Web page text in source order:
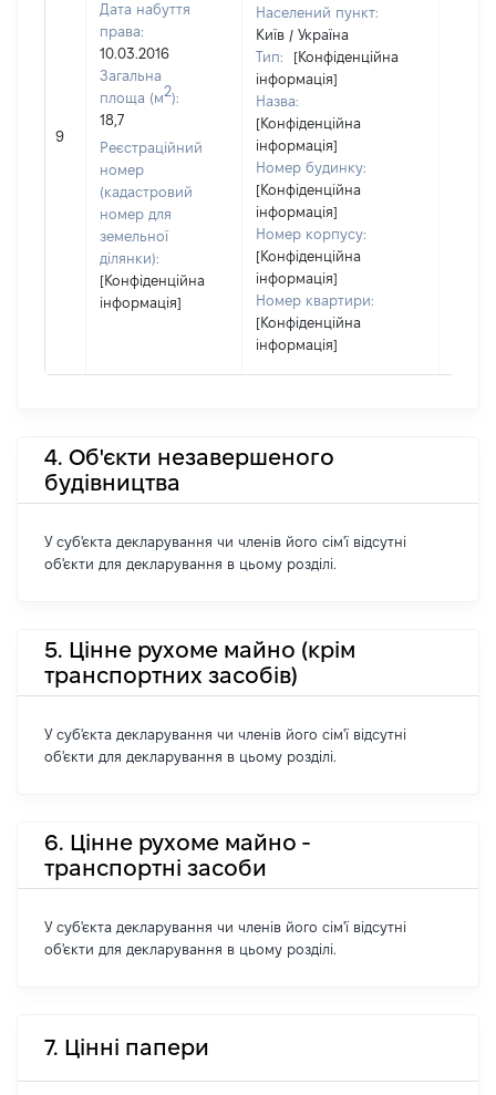
9
Дата набуття
права:
10.03.2016
Загальна
площа (м2):
18,7
Реєстраційний
номер
(кадастровий
номер для
земельної
ділянки):
[Конфіденційна
інформація]
Населений пункт:
Київ / Україна
Тип:
[Конфіденційна
інформація]
Назва:
[Конфіденційна
інформація]
Номер будинку:
[Конфіденційна
інформація]
Номер корпусу:
[Конфіденційна
інформація]
Номер квартири:
[Конфіденційна
інформація]
4. Об'єкти незавершеного
будівництва
У суб'єкта декларування чи членів його сім'ї відсутні
об'єкти для декларування в цьому розділі.
5. Цінне рухоме майно (крім
транспортних засобів)
У суб'єкта декларування чи членів його сім'ї відсутні
об'єкти для декларування в цьому розділі.
6. Цінне рухоме майно -
транспортні засоби
У суб'єкта декларування чи членів його сім'ї відсутні
об'єкти для декларування в цьому розділі.
7. Цінні папери